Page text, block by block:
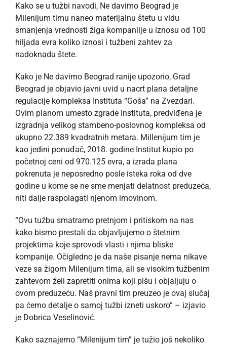
Kako se u tužbi navodi, Ne davimo Beograd je
Milenijum timu naneo materijalnu štetu u vidu
smanjenja vrednosti žiga kompaniije u iznosu od 100
hiljada evra koliko iznosi i tužbeni zahtev za
nadoknadu štete.
Kako je Ne davimo Beograd ranije upozorio, Grad
Beograd je objavio javni uvid u nacrt plana detaljne
regulacije kompleksa Instituta “Goša” na Zvezdari.
Ovim planom umesto zgrade Instituta, predviđena je
izgradnja velikog stambeno-poslovnog kompleksa od
ukupno 22.389 kvadratnih metara. Millenijum tim je
kao jedini ponuđač, 2018. godine Institut kupio po
početnoj ceni od 970.125 evra, a izrada plana
pokrenuta je neposredno posle isteka roka od dve
godine u kome se ne sme menjati delatnost preduzeća,
niti dalje raspolagati njenom imovinom.
“Ovu tužbu smatramo pretnjom i pritiskom na nas
kako bismo prestali da objavljujemo o štetnim
projektima koje sprovodi vlasti i njima bliske
kompanije. Očigledno je da naše pisanje nema nikave
veze sa žigom Milenijum tima, ali se visokim tužbenim
zahtevom želi zapretiti onima koji pišu i objaljuju o
ovom preduzeću. Naš pravni tim preuzeo je ovaj slučaj
pa ćemo detalje o samoj tužbi izneti uskoro” – izjavio
je Dobrica Veselinović.
Kako saznajemo “Milenijum tim” je tužio još nekoliko